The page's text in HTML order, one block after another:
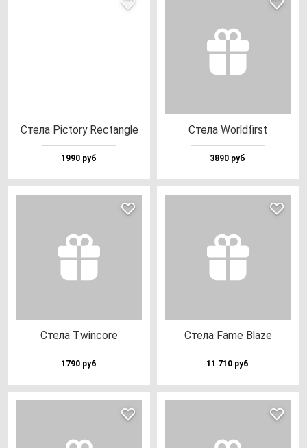
Сте­ла Pic­tory Rec­tan­gle
1990 руб
Сте­ла Worl­dfirst
3890 руб
Сте­ла Twin­co­re
1790 руб
Сте­ла Fame Bla­ze
11 710 руб